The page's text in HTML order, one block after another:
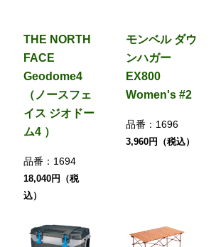
THE NORTH
FACE
Geodome4
（ノースフェ
イス ジオドー
ム4 ）
品番： 1694
18,040円（税
込）
モンベル ダウ
ンハガー
EX800
Women's #2
品番： 1696
3,960円（税込）